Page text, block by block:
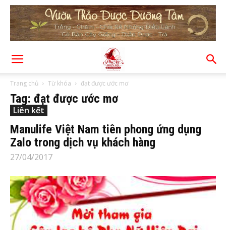
Trang chủ Từ khóa đạt được ước mơ
Tag: đạt được ước mơ
Liên kết
Manulife Việt Nam tiên phong ứng dụng
Zalo trong dịch vụ khách hàng
27/04/2017